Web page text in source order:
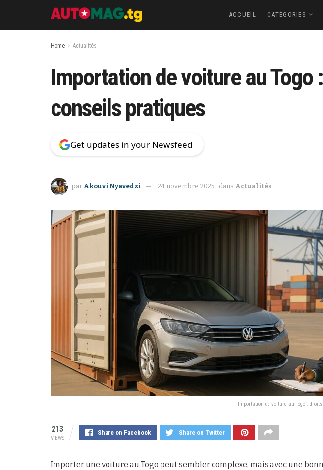
ACCUEIL CATÉGORIES
Home Actualités
Importation de voiture au
conseils pratiques
Get updates in your Newsfeed
par Akouvi Nyavedzi 24 novembre 2025 dans Actualités
Importation de voiture au Togo :
213
VIEWS
Share on Facebook Share on Twitter
Importer une voiture au Togo peut sembler complexe, mais avec une